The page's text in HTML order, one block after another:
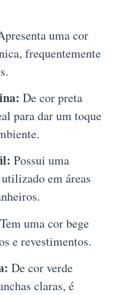
uma cor
frequentemente
De cor preta
para dar um toque
Possui uma
em áreas
Tem uma cor bege
e revestimentos.
De cor verde
claras, é